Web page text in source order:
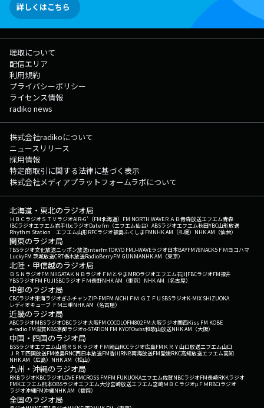
詳しくはこちら
聴取について
配信エリア
利用規約
プライバシーポリシー
ライセンス情報
radiko news
株式会社radikoについて
ニュースリリース
採用情報
特定商取引に関する法律に基づく表示
株式会社メディアプラットフォームラボについて
北海道・東北のラジオ局
ＨＢＣラジオＳＴＶラジオAIR-G'（FM北海道） FM NORTH WAVEＲＡＢ青森放送エフエム青森
IBCラジオエフエム岩手tbcラジオDate fm（エフエム仙台） ABSラジオエフエム秋田YBC山形放送
Rhythm Station エフエム山形RFCラジオ福島ふくしまFMNHK AM（札幌） NHK AM（仙台）
関東のラジオ局
TBSラジオ文化放送ニッポン放送interfmTOKYO FMJ-WAVEラジオ日本BAYFM78NACK5 ＦＭヨコハマ
LuckyFM 茨城放送CRT栃木放送RadioBerryFM GUNMANHK AM（東京）
北陸・甲信越のラジオ局
ＢＳＮラジオFM NIIGATAＫＮＢラジオ ＦＭとやまMROラジオエフエム石川FBCラジオFM福井
YBSラジオFM FUJISBCラジオ ＦＭ長野NHK AM（東京） NHK AM（名古屋）
中部のラジオ局
CBCラジオ東海ラジオぎふチャンZIP-FMFM AICHI ＦＭ ＧＩＦＵ SBSラジオK-MIX SHIZUOKA
レディオキューブ ＦＭ三重NHK AM（名古屋）
近畿のラジオ局
ABCラジオMBSラジオOBCラジオ大阪FM COCOLOFM802FM大阪ラジオ関西Kiss FM KOBE
e-radio FM滋賀KBS京都ラジオα-STATION FM KYOTOwbs和歌山放送NHK AM（大阪）
中国・四国のラジオ局
BSSラジオエフエム山陰ＲＳＫラジオ ＦＭ岡山RCCラジオ広島FM ＫＲＹ山口放送エフエム山口
ＪＲＴ四国放送FM徳島RNC西日本放送FM香川RNB南海放送FM愛媛RKC高知放送エフエム高知
NHK AM（広島） NHK AM（松山）
九州・沖縄のラジオ局
RKBラジオKBCラジオLOVE FMCROSS FMFM FUKUOKAエフエム佐賀NBCラジオFM長崎RKKラジオ
FMKエフエム熊本OBSラジオエフエム大分宮崎放送エフエム宮崎ＭＢＣラジオμＦＭRBCiラジオ
ラジオ沖縄FM沖縄NHK AM（福岡）
全国のラジオ局